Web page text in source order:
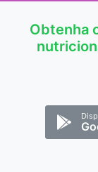
Obtenha